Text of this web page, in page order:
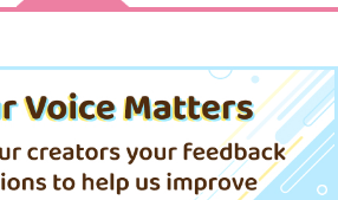
行聖女11
ぷてりんぐ
専売 787円
本好きの下剋上
フェルディナンド×ローゼマイン
ありこらんど
専売 1,257円 （税込）
本好きの下剋上
フェルディナンド×ローゼマイン